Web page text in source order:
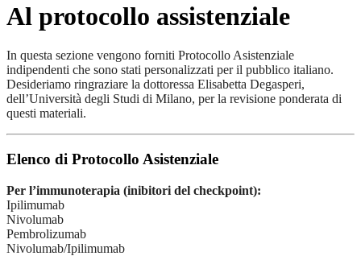
Al protocollo assistenziale
In questa sezione vengono forniti Protocollo Asistenziale
indipendenti che sono stati personalizzati per il pubblico italiano.
Desideriamo ringraziare la dottoressa Elisabetta Degasperi,
dell’Università degli Studi di Milano, per la revisione ponderata di
questi materiali.
Elenco di Protocollo Asistenziale
Per l’immunoterapia (inibitori del checkpoint):
Ipilimumab
Nivolumab
Pembrolizumab
Nivolumab/Ipilimumab